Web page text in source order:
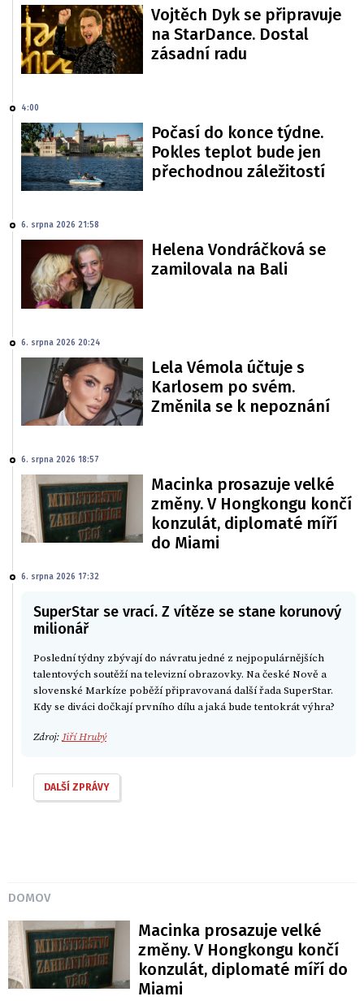
Vojtěch Dyk se připravuje
na StarDance. Dostal
zásadní radu
4:00
Počasí do konce týdne.
Pokles teplot bude jen
přechodnou záležitostí
6. srpna 2026 21:58
Helena Vondráčková se
zamilovala na Bali
6. srpna 2026 20:24
Lela Vémola účtuje s
Karlosem po svém.
Změnila se k nepoznání
6. srpna 2026 18:57
Macinka prosazuje velké
změny. V Hongkongu končí
konzulát, diplomaté míří
do Miami
6. srpna 2026 17:32
SuperStar se vrací. Z vítěze se stane korunový
milionář
Poslední týdny zbývají do návratu jedné z nejpopulárnějších
talentových soutěží na televizní obrazovky. Na české Nově a
slovenské Markíze poběží připravovaná další řada SuperStar.
Kdy se diváci dočkají prvního dílu a jaká bude tentokrát výhra?
Zdroj: Jiří Hrubý
DALŠÍ ZPRÁVY
DOMOV
Macinka prosazuje velké
změny. V Hongkongu končí
konzulát, diplomaté míří do
Miami